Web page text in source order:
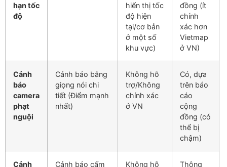
hạn tốc
độ
hiển thị tốc
độ hiện
tại/cơ bản
ở một số
khu vực)
đồng (ít
chính
xác hơn
Vietmap
ở VN)
Cảnh
báo
camera
phạt
nguội
Cảnh báo bằng
giọng nói chi
tiết (Điểm mạnh
nhất)
Không hỗ
trợ/Không
chính xác
ở VN
Có, dựa
trên báo
cáo
cộng
đồng (có
thể bị
chậm)
Cảnh Cảnh báo cấm Không hỗ Thông